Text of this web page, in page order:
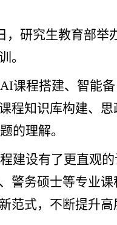
，研究生教育部举
。
AI课程搭建、智能备
程知识库构建、思
的理解。
建设有了更直观
警务硕士等专业课
范式，不断提升高